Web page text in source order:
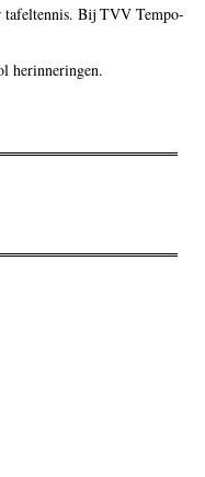
tafeltennis. Bij TVV Tempo-
herinneringen.